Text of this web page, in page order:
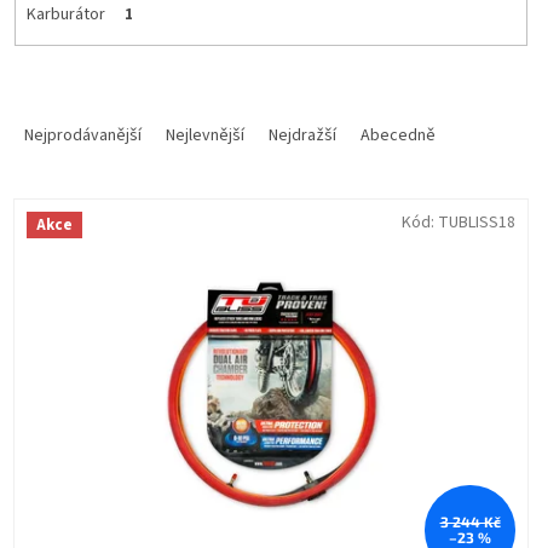
Karburátor 1
Nejprodávanější Nejlevnější Nejdražší Abecedně
Akce
3 244 Kč
–23 %
Kód: TUBLISS18